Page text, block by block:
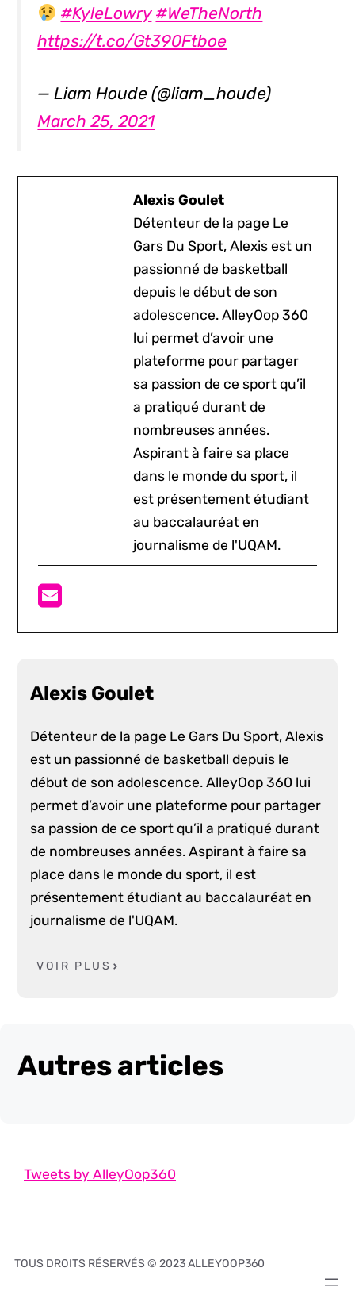
#KyleLowry #WeTheNorth
https://t.co/Gt390Ftboe
— Liam Houde (@liam_houde)
March 25, 2021
Alexis Goulet
Détenteur de la page Le
Gars Du Sport, Alexis est un
passionné de basketball
depuis le début de son
adolescence. AlleyOop 360
lui permet d’avoir une
plateforme pour partager
sa passion de ce sport qu’il
a pratiqué durant de
nombreuses années.
Aspirant à faire sa place
dans le monde du sport, il
est présentement étudiant
au baccalauréat en
journalisme de l'UQAM.
Alexis Goulet
Détenteur de la page Le Gars Du Sport, Alexis
est un passionné de basketball depuis le
début de son adolescence. AlleyOop 360 lui
permet d’avoir une plateforme pour partager
sa passion de ce sport qu’il a pratiqué durant
de nombreuses années. Aspirant à faire sa
place dans le monde du sport, il est
présentement étudiant au baccalauréat en
journalisme de l'UQAM.
VOIR PLUS
Autres articles
Tweets by AlleyOop360
TOUS DROITS RÉSERVÉS © 2023 ALLEYOOP360